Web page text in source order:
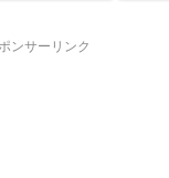
ンサーリンク